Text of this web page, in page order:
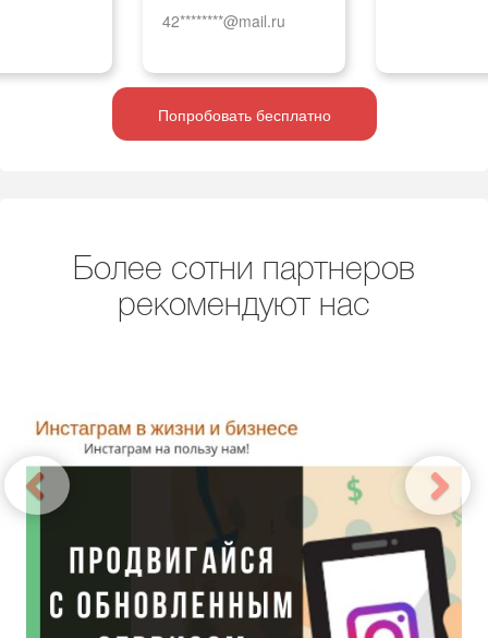
42********@mail.ru
Попробовать бесплатно
Более сотни партнеров
рекомендуют нас